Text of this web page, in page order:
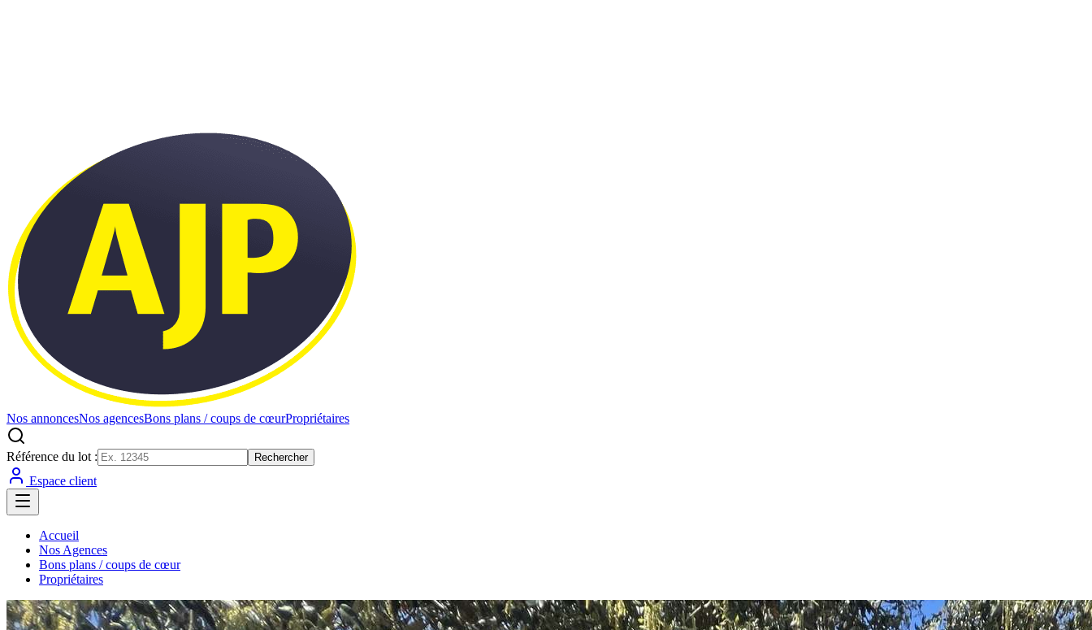
Nos annoncesNos agencesBons plans / coups de cœurPropriétaires
Référence du lot : Rechercher
Espace client
Accueil
Nos Agences
Bons plans / coups de cœur
Propriétaires